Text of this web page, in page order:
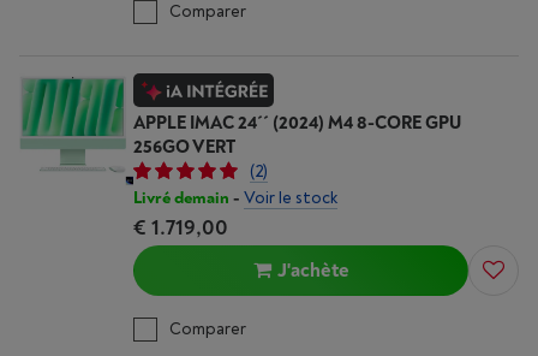
Comparer
APPLE IMAC 24´´ (2024) M4 8-CORE GPU
256GO VERT
(2)
Livré demain - Voir le stock
€ 1.719,00
J'achète
Comparer